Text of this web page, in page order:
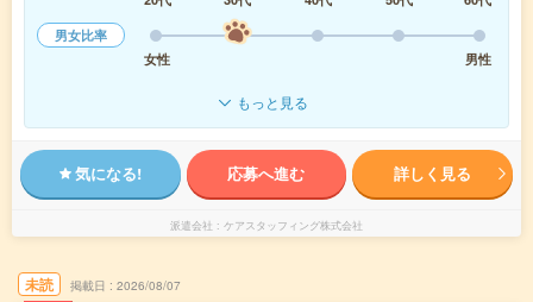
男女比率
女性
男性
もっと見る
気になる! 応募へ進む 詳しく見る
派遣会社 ケアスタッフィング株式会社
未読 掲載日 2026/08/07